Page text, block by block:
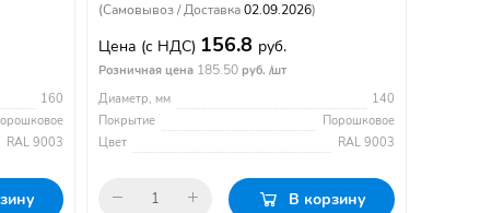
160
RAL 9003
(Самовывоз / Доставка02.09.2026)
Цена (с НДС) 156.8 руб.
Розничная цена 185.50руб. /шт
Диаметр, мм
140
Покрытие
Порошковое
Цвет
RAL 9003
В корзину